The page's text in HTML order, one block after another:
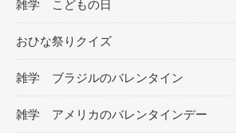
雑学 こどもの日
おひな祭りクイズ
雑学 ブラジルのバレンタイン
雑学 アメリカのバレンタインデー